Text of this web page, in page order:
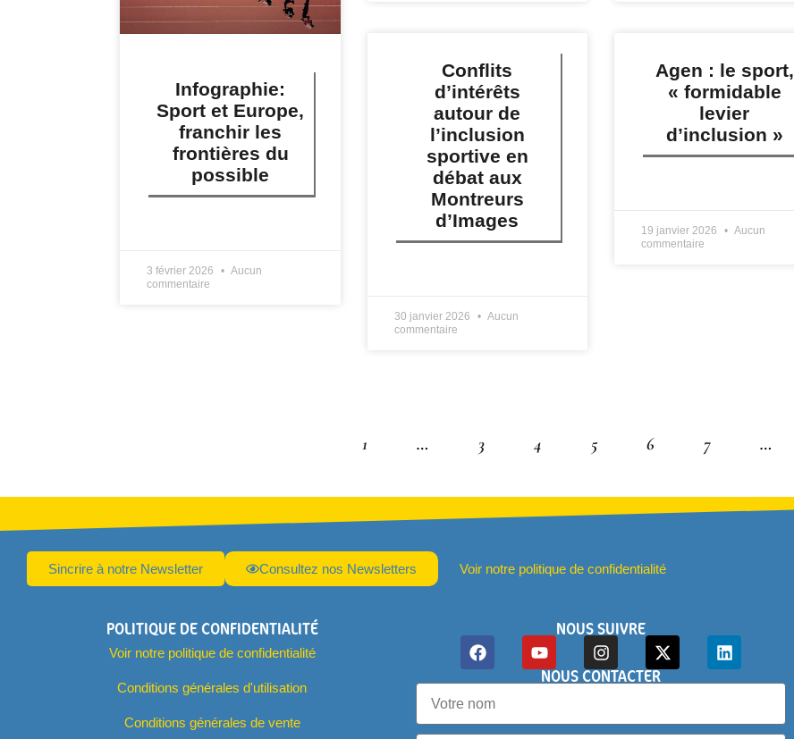
Infographie:
Sport et Europe,
franchir les
frontières du
possible
3 février 2026
Aucun
commentaire
Conflits
d’intérêts
autour de
l’inclusion
sportive en
débat aux
Montreurs
d’Images
30 janvier 2026
Aucun
commentaire
Agen : le sport,
« formidable
levier
d’inclusion »
19 janvier 2026
Aucun
commentaire
1 … 3 4 5 6 7 …
Sincrire à notre Newsletter Consultez nos Newsletters Voir notre politique de confidentialité
POLITIQUE DE CONFIDENTIALITÉ
Voir notre politique de confidentialité
Conditions générales d'utilisation
Conditions générales de vente
NOUS SUIVRE
NOUS CONTACTER